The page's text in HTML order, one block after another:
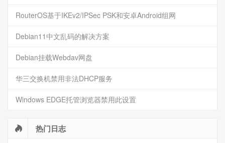
RouterOS基于IKEv2/IPSec PSK和安卓Android组网
Debian11中文乱码的解决方案
Debian挂载Webdav网盘
华三交换机禁用非法DHCP服务
Windows EDGE托管浏览器禁用此设置
热门日志